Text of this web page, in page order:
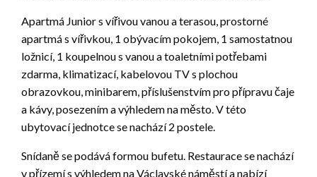
Apartmá Junior s vířivou vanou a terasou, prostorné
apartmá s vířivkou, 1 obývacím pokojem, 1 samostatnou
ložnicí, 1 koupelnou s vanou a toaletními potřebami
zdarma, klimatizací, kabelovou TV s plochou
obrazovkou, minibarem, příslušenstvím pro přípravu čaje
a kávy, posezením a výhledem na město. V této
ubytovací jednotce se nachází 2 postele.
Snídaně se podává formou bufetu. Restaurace se nachází
v přízemí s výhledem na Václavské náměstí a nabízí